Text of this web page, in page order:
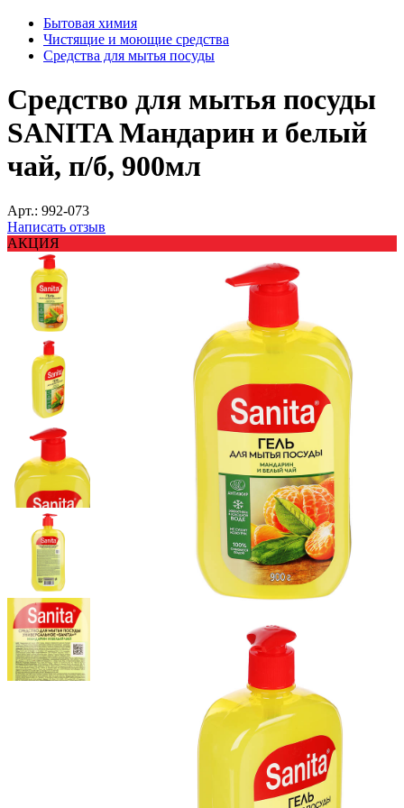
Бытовая химия
Чистящие и моющие средства
Средства для мытья посуды
Средство для мытья посуды
SANITA Мандарин и белый
чай, п/б, 900мл
Арт.: 992-073
Написать отзыв
АКЦИЯ